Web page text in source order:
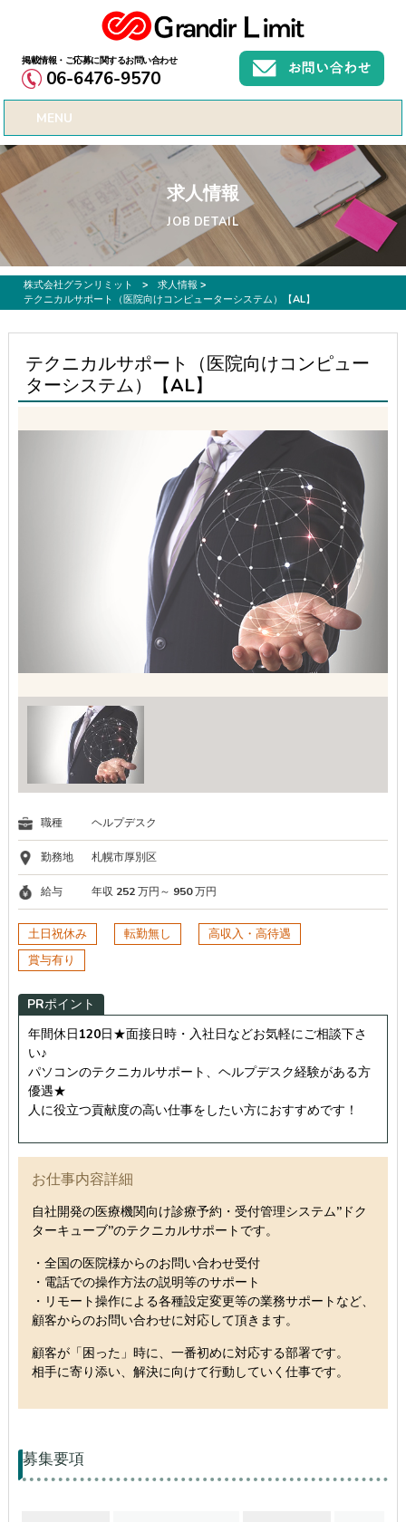
06-6476-9570
MENU
求人情報
JOB DETAIL
株式会社グランリミット > 求人情報 >
テクニカルサポート（医院向けコンピューターシステム）【AL】
テクニカルサポート（医院向けコンピュー
ターシステム）【AL】
職種 ヘルプデスク
勤務地 札幌市厚別区
給与 年収 252 万円～ 950 万円
土日祝休み 転勤無し
高収入・高待遇
賞与有り
PRポイント
年間休日120日★面接日時・入社日などお気軽にご相談下さ
い♪
パソコンのテクニカルサポート、ヘルプデスク経験がある方
優遇★
人に役立つ貢献度の高い仕事をしたい方におすすめです！
お仕事内容詳細
自社開発の医療機関向け診療予約・受付管理システム”ドク
ターキューブ”のテクニカルサポートです。
・全国の医院様からのお問い合わせ受付
・電話での操作方法の説明等のサポート
・リモート操作による各種設定変更等の業務サポートなど、
顧客からのお問い合わせに対応して頂きます。
顧客が「困った」時に、一番初めに対応する部署です。
相手に寄り添い、解決に向けて行動していく仕事です。
募集要項